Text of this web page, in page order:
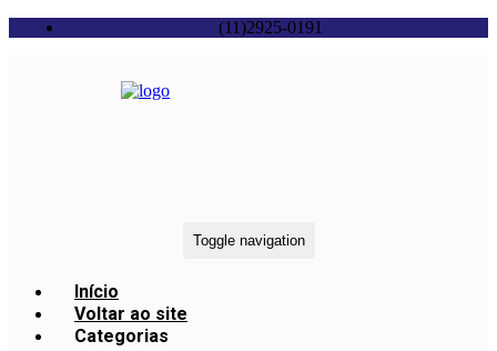
(11)2925-0191
Toggle navigation
Início
Voltar ao site
Categorias